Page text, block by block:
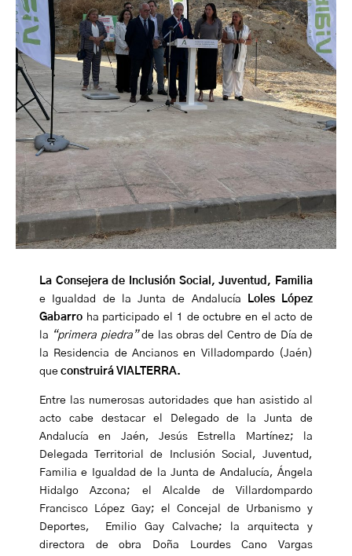
La Consejera de Inclusión Social, Juventud, Familia
e Igualdad de la Junta de Andalucía
Loles López
Gabarro ha participado el 1 de octubre en el acto de
la “primera piedra”de las obras del Centro de Día de
la Residencia de Ancianos en Villadompardo (Jaén)
que construirá VIALTERRA.
Entre las numerosas autoridades que han asistido al
acto cabe destacar el Delegado de la Junta de
Andalucía en Jaén, Jesús Estrella Martínez; la
Delegada Territorial de Inclusión Social, Juventud,
Familia e Igualdad de la Junta de Andalucía, Ángela
Hidalgo Azcona; el Alcalde de Villardompardo
Francisco López Gay; el Concejal de Urbanismo y
Deportes, Emilio Gay Calvache; la arquitecta y
directora de obra Doña Lourdes Cano Vargas